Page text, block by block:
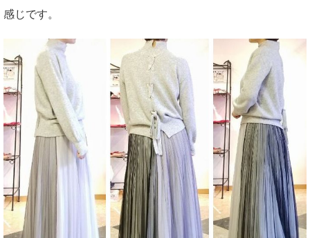
感じです。